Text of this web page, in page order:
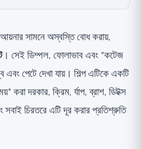
মিথ ভাঙা
উন্নত করে? (🟡 বাস্তবসম্মত
কেন প্রভাব ছোট এবং অস্থায়ী
সামনে অস্বস্তি বোধ করায়,
। সেই ডিম্পল, ফোলাভাব এবং "কটেজ
এবং পেটে দেখা যায়। শিল্প এটিকে একটি
করা দরকার, ক্রিম, র্যাপ, ব্রাশ, ডিটক্স
সবাই চিরতরে এটি দূর করার প্রতিশ্রুতি